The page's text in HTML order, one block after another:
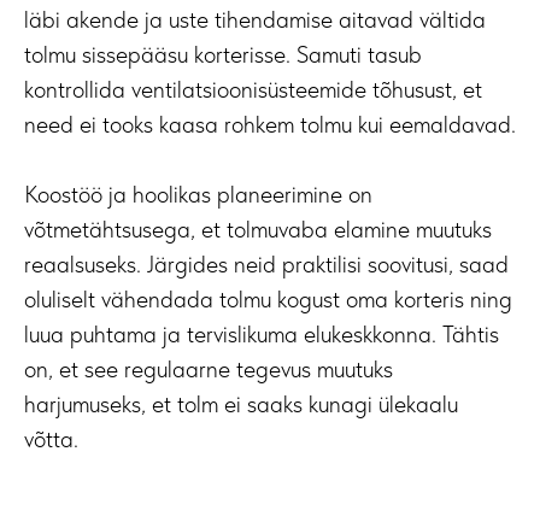
läbi akende ja uste tihendamise aitavad vältida
tolmu sissepääsu korterisse. Samuti tasub
kontrollida ventilatsioonisüsteemide tõhusust, et
need ei tooks kaasa rohkem tolmu kui eemaldavad.
Koostöö ja hoolikas planeerimine on
võtmetähtsusega, et tolmuvaba elamine muutuks
reaalsuseks. Järgides neid praktilisi soovitusi, saad
oluliselt vähendada tolmu kogust oma korteris ning
luua puhtama ja tervislikuma elukeskkonna. Tähtis
on, et see regulaarne tegevus muutuks
harjumuseks, et tolm ei saaks kunagi ülekaalu
võtta.